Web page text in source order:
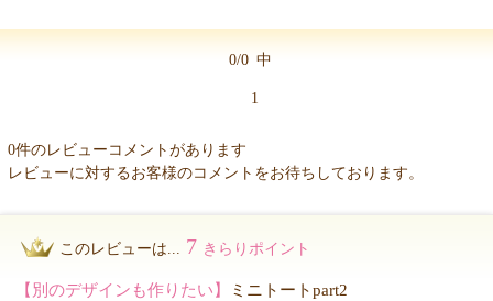
0/0 中
1
0件のレビューコメントがあります
レビューに対するお客様のコメントをお待ちしております。
このレビューは... 7 きらりポイント
【別のデザインも作りたい】 ミニトートpart2